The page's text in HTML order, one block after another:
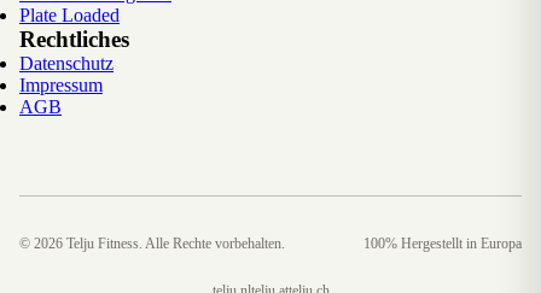
Plate Loaded
Rechtliches
Datenschutz
Impressum
AGB
© 2026 Telju Fitness. Alle Rechte vorbehalten. 100% Hergestellt in Europa